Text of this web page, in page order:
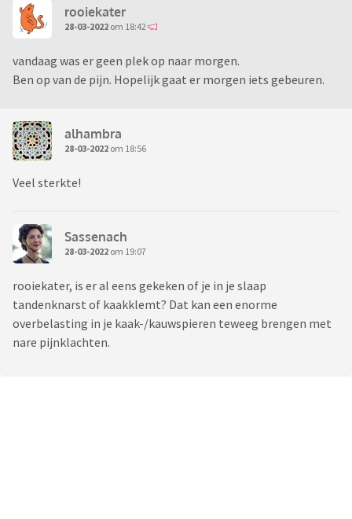
rooiekater
28-03-2022 om 18:42
vandaag was er geen plek op naar morgen.
Ben op van de pijn. Hopelijk gaat er morgen iets gebeuren.
alhambra
28-03-2022 om 18:56
Veel sterkte!
Sassenach
28-03-2022 om 19:07
rooiekater, is er al eens gekeken of je in je slaap
tandenknarst of kaakklemt? Dat kan een enorme
overbelasting in je kaak-/kauwspieren teweeg brengen met
nare pijnklachten.